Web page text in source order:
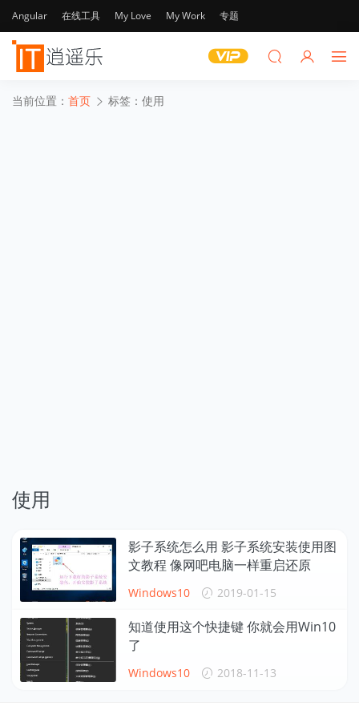
Angular 在线工具 My Love My Work 专题
当前位置： 首页 标签：使用
使用
影子系统怎么用 影子系统安装使用图
文教程 像网吧电脑一样重启还原
Windows10 2019-01-15
知道使用这个快捷键 你就会用Win10
了
Windows10 2018-11-13